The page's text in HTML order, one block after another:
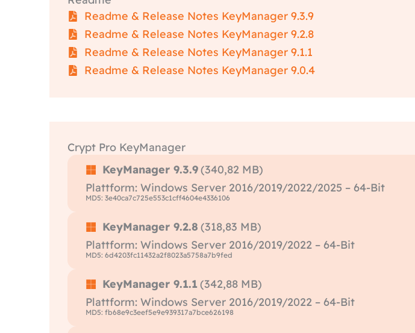
Readme & Release Notes KeyManager 9.3.9
Readme & Release Notes KeyManager 9.2.8
Readme & Release Notes KeyManager 9.1.1
Readme & Release Notes KeyManager 9.0.4
Crypt Pro KeyManager
KeyManager 9.3.9(340,82 MB)
Plattform: Windows Server 2016/2019/2022/2025 – 64-Bit
MD5: 3e40ca7c725e553c1cff4604e4336106
KeyManager 9.2.8 (318,83 MB)
Plattform: Windows Server 2016/2019/2022 – 64-Bit
MD5: 6d4203fc11432a2f8023a5758a7b9fed
KeyManager 9.1.1(342,88 MB)
Plattform: Windows Server 2016/2019/2022 – 64-Bit
MD5: fb68e9c3eef5e9e939317a7bce626198